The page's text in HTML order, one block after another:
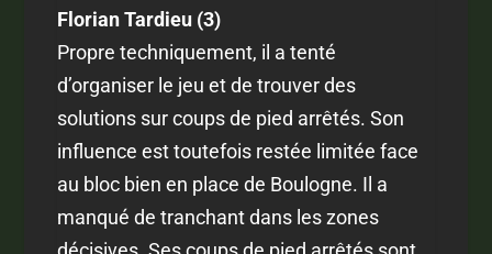
Florian Tardieu (3)
Propre techniquement, il a tenté
d’organiser le jeu et de trouver des
solutions sur coups de pied arrêtés. Son
influence est toutefois restée limitée face
au bloc bien en place de Boulogne. Il a
manqué de tranchant dans les zones